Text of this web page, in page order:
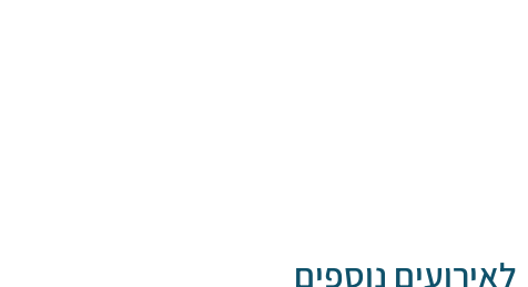
לאירועים נוספים